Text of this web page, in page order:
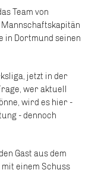
Team von
in Dortmund seinen
jetzt in der
wer aktuell
wird es hier -
- dennoch
Gast aus dem
einem Schuss